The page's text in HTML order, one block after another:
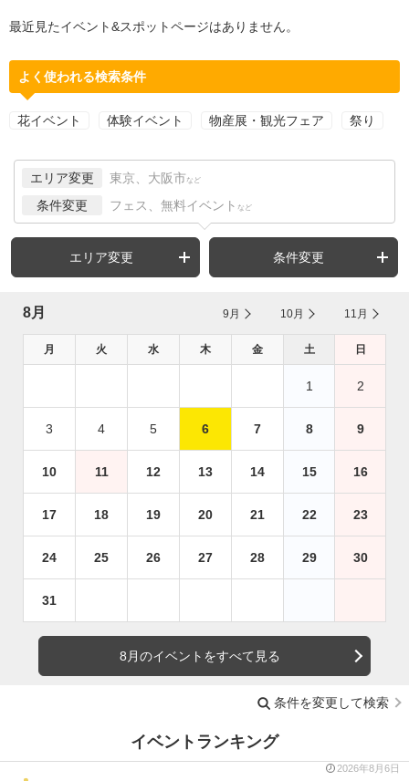
最近見たイベント&スポットページはありません。
よく使われる検索条件
花イベント 体験イベント 物産展・観光フェア 祭り
エリア変更 東京、大阪市 など
条件変更 フェス、無料イベント など
エリア変更 条件変更
8月 9月 10月 11月
月 火 水 木 金 土 日
1 2
3 4 5 6 7 8 9
10 11 12 13 14 15 16
17 18 19 20 21 22 23
24 25 26 27 28 29 30
31
8月のイベントをすべて見る
条件を変更して検索
イベントランキング
2026年8月6日